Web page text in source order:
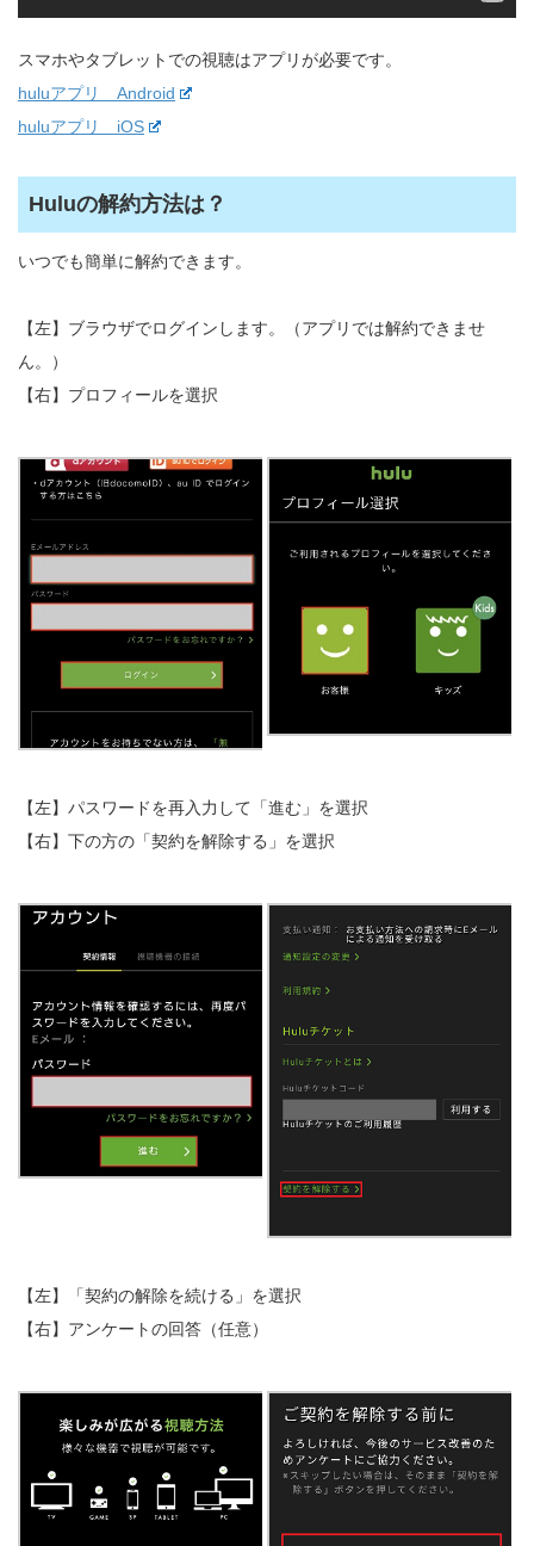
スマホやタブレットでの視聴はアプリが必要です。
huluアプリ Android
huluアプリ iOS
Huluの解約方法は？
いつでも簡単に解約できます。
【左】ブラウザでログインします。（アプリでは解約できませ
ん。）
【右】プロフィールを選択
【左】パスワードを再入力して「進む」を選択
【右】下の方の「契約を解除する」を選択
【左】「契約の解除を続ける」を選択
【右】アンケートの回答（任意）